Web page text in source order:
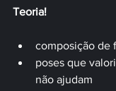
Teoria!
composição de
poses que
não ajudam